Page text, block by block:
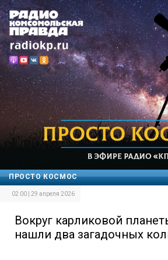
ПРОСТО КОСМОС
02:00 | 29 апреля 2026
Вокруг карликовой
нашли два загадочных